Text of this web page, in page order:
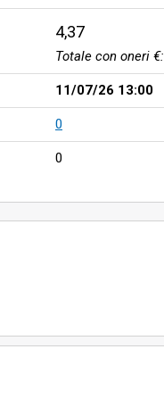
4,37
Totale con oneri €:
11/07/26 13:00
0
0